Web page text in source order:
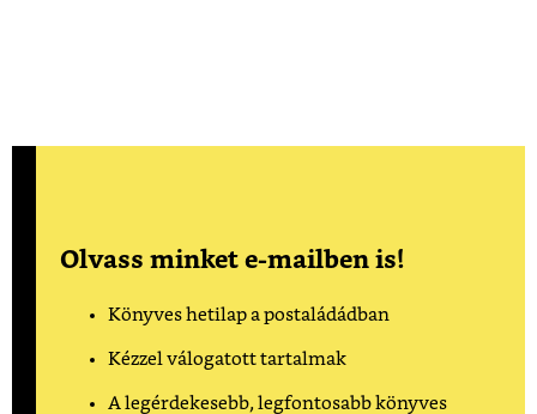
Olvass minket e-mailben is!
Könyves hetilap a postaládádban
Kézzel válogatott tartalmak
A legérdekesebb, legfontosabb könyves